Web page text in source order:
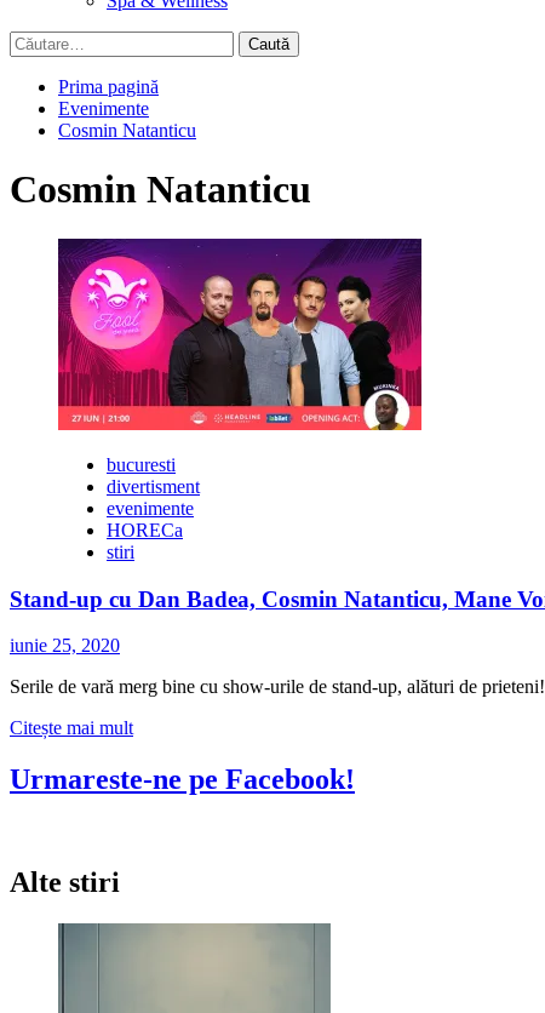
Caută
după:
Prima pagină
Evenimente
Cosmin Natanticu
Cosmin Natanticu
bucuresti
divertisment
evenimente
HORECa
stiri
Stand-up cu Dan Badea, Cosmin Natanticu, Mane
iunie 25, 2020
Serile de vară merg bine cu show-urile de stand-up, alături de
Citește mai multCitește
despre
Cosmin
Urmareste-ne pe Facebook!
Alte stiri